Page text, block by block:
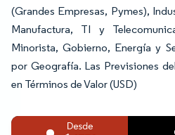
(Grandes Empresas, Pymes),
Manufactura, TI y
Minorista, Gobierno, Energía y
por Geografía. Las Previsiones
en Términos de Valor (USD)